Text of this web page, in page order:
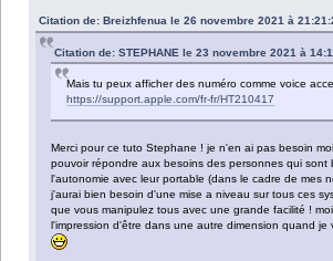
Citation de: Breizhfenua le 26 novembre 2021 à
Citation de: STEPHANE le 23 novembre 2021 à
Mais tu peux afficher des numéro comme voice
https://support.apple.com/fr-fr/HT210417
Merci pour ce tuto Stephane ! je n'en ai pas besoin
pouvoir répondre aux besoins des personnes qui sont
l'autonomie avec leur portable (dans le cadre de mes
j'aurai bien besoin d'une mise a niveau sur tous ces
que vous manipulez tous avec une grande facilité !
l'impression d'être dans une autre dimension quand je